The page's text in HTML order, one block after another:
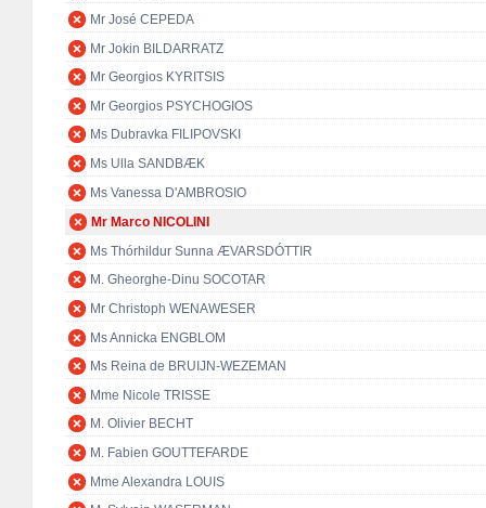
Mr José CEPEDA
Mr Jokin BILDARRATZ
Mr Georgios KYRITSIS
Mr Georgios PSYCHOGIOS
Ms Dubravka FILIPOVSKI
Ms Ulla SANDBÆK
Ms Vanessa D'AMBROSIO
Mr Marco NICOLINI
Ms Thórhildur Sunna ÆVARSDÓTTIR
M. Gheorghe-Dinu SOCOTAR
Mr Christoph WENAWESER
Ms Annicka ENGBLOM
Ms Reina de BRUIJN-WEZEMAN
Mme Nicole TRISSE
M. Olivier BECHT
M. Fabien GOUTTEFARDE
Mme Alexandra LOUIS